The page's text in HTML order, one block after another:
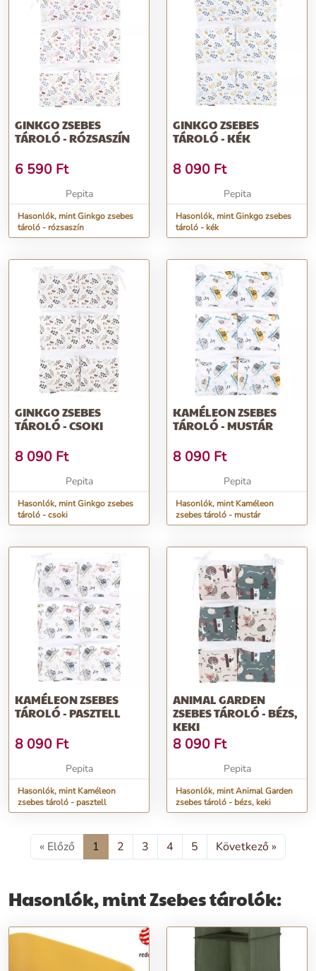
GINKGO ZSEBES
TÁROLÓ - RÓZSASZÍN
6 590 Ft
Pepita
Hasonlók, mint Ginkgo zsebes
tároló - rózsaszín
GINKGO ZSEBES
TÁROLÓ - KÉK
8 090 Ft
Pepita
Hasonlók, mint Ginkgo zsebes
tároló - kék
GINKGO ZSEBES
TÁROLÓ - CSOKI
8 090 Ft
Pepita
Hasonlók, mint Ginkgo zsebes
tároló - csoki
KAMÉLEON ZSEBES
TÁROLÓ - MUSTÁR
8 090 Ft
Pepita
Hasonlók, mint Kaméleon
zsebes tároló - mustár
KAMÉLEON ZSEBES
TÁROLÓ - PASZTELL
8 090 Ft
Pepita
Hasonlók, mint Kaméleon
zsebes tároló - pasztell
ANIMAL GARDEN
ZSEBES TÁROLÓ - BÉZS,
KEKI
8 090 Ft
Pepita
Hasonlók, mint Animal Garden
zsebes tároló - bézs, keki
« Előző 1 2 3 4 5 Következő »
Hasonlók, mint Zsebes tárolók: